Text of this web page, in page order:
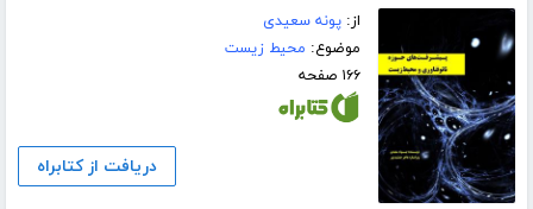
از:پونه سعیدی
موضوع: محیط زیست
۱۶۶ صفحه
دریافت از کتابراه